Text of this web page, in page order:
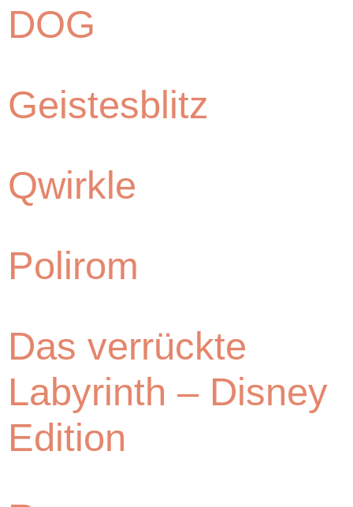
DOG
Geistesblitz
Qwirkle
Polirom
Das verrückte
Labyrinth – Disney
Edition